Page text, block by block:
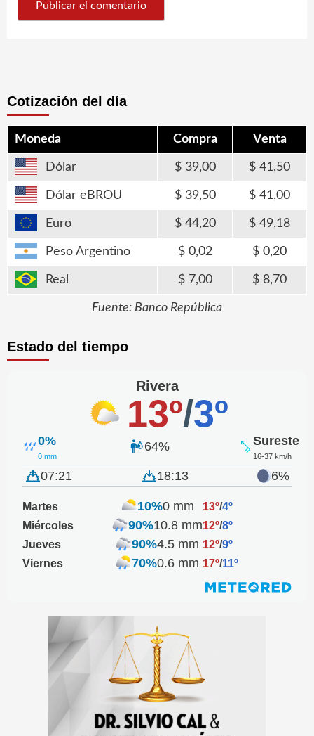
Cotización del día
Moneda Compra Venta
Dólar 39,00 41,50
Dólar eBROU 39,50 41,00
Euro 44,20 49,18
Peso Argentino 0,02 0,20
Real 7,00 8,70
Fuente: Banco República
Estado del tiempo
Rivera
13º/3º
0%
0 mm
64% Sureste
16-37 km/h
07:21 18:13 6%
Martes 10%0 mm 13º/4º
Miércoles
90%10.8 mm12º/8º
Jueves
90%4.5 mm 12º/9º
Viernes
70%0.6 mm 17º/11º